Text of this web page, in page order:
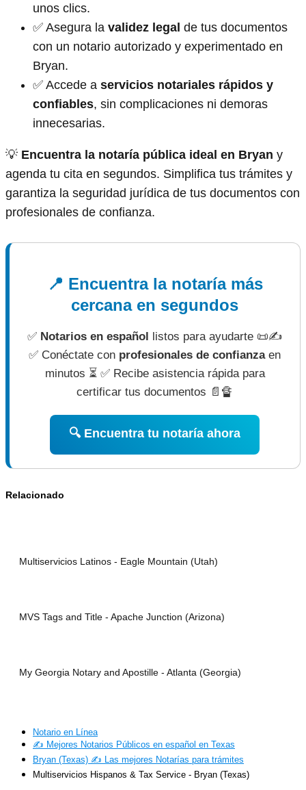
unos clics.
✅ Asegura la validez legal de tus documentos
con un notario autorizado y experimentado en
Bryan.
✅ Accede a servicios notariales rápidos y
confiables, sin complicaciones ni demoras
innecesarias.
💡 Encuentra la notaría pública ideal en Bryan y
agenda tu cita en segundos. Simplifica tus trámites y
garantiza la seguridad jurídica de tus documentos con
profesionales de confianza.
📍 Encuentra la notaría más
cercana en segundos
✅ Notarios en español listos para ayudarte 📜✍
✅ Conéctate con profesionales de confianzaen
minutos ⏳ ✅ Recibe asistencia rápida para
certificar tus documentos 📄🔏
🔍 Encuentra tu notaría ahora
Relacionado
Multiservicios Latinos - Eagle Mountain (Utah)
MVS Tags and Title - Apache Junction (Arizona)
My Georgia Notary and Apostille - Atlanta (Georgia)
Notario en Línea
✍️ Mejores Notarios Públicos en español en Texas
Bryan (Texas) ✍️ Las mejores Notarías para trámites
Multiservicios Hispanos & Tax Service - Bryan (Texas)